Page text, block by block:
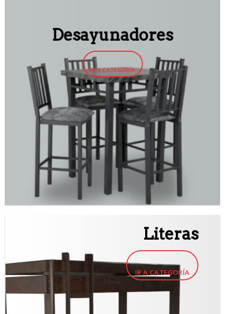
Desayunadores
IR A CATEGORÍA
Literas
IR A CATEGORÍA